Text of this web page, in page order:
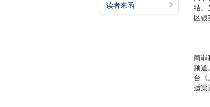
读者来函
结。
区
商罪
频道
台
适渠